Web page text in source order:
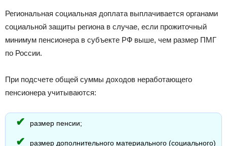
Региональная социальная доплата выплачивается органами
социальной защиты региона в случае, если прожиточный
минимум пенсионера в субъекте РФ выше, чем размер ПМГ
по России.
При подсчете общей суммы доходов неработающего
пенсионера учитываются:
размер пенсии;
размер дополнительного материального (социального)